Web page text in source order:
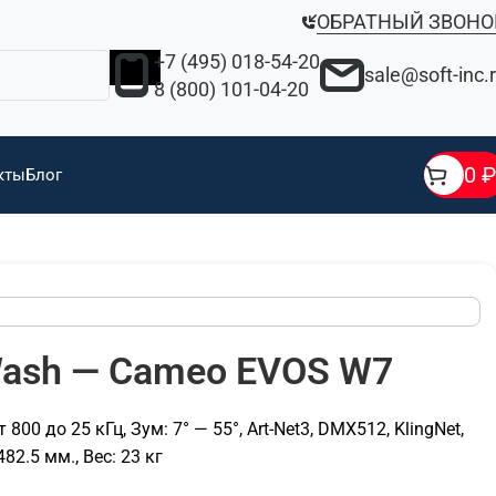
ОБРАТНЫЙ
+7 (495) 018-54-20
8 (800) 101-04-20
sale@soft-
Блог 0 ₽
— Cameo EVOS W7
до 25 кГц, Зум: 7° — 55°, Art-Net3, DMX512, KlingNet,
мм., Вес: 23 кг